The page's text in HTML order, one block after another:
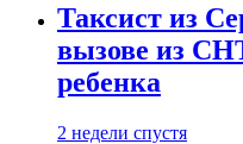
Таксист из
вызове из
ребенка
2 недели спустя